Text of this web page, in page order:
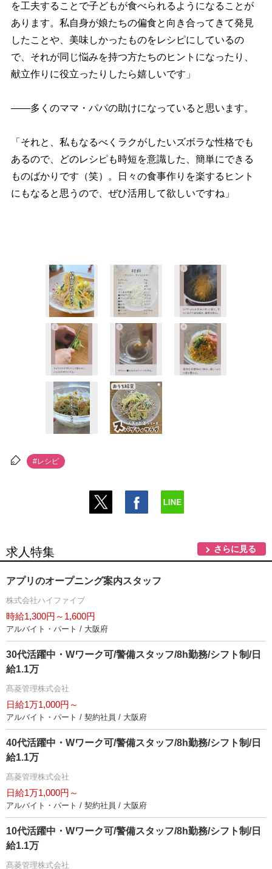
を工夫することで子どもが食べられるようになることが
あります。私自身が娘たちの偏食と向き合ってきて発見
したことや、美味しかったものをレシピにしているの
で、それが同じ悩みを持つ方たちのヒントになったり、
献立作りに役立ったりしたら嬉しいです」
――多くのママ・パパの助けになっていると思います。
「それと、私もなるべくラクがしたいズボラな性格でも
あるので、どのレシピも時短を意識した、簡単にできる
ものばかりです（笑）。日々の食事作りを楽するヒント
にもなると思うので、ぜひ活用して欲しいですね」
#レシピ
求人特集 さらに見る
アプリのオープニング案内スタッフ
株式会社ハイファイブ
時給1,300円～1,600円
アルバイト・パート / 大阪府
30代活躍中・Wワーク可/警備スタッフ/8h勤務/シフト制/日
給1.1万
髙菱管理株式会社
日給1万1,000円～
アルバイト・パート / 契約社員 / 大阪府
40代活躍中・Wワーク可/警備スタッフ/8h勤務/シフト制/日
給1.1万
髙菱管理株式会社
日給1万1,000円～
アルバイト・パート / 契約社員 / 大阪府
10代活躍中・Wワーク可/警備スタッフ/8h勤務/シフト制/日
給1.1万
髙菱管理株式会社